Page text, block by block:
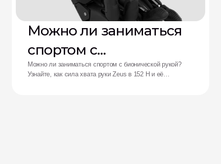
Можно ли заниматься
спортом с
бионической рукой?
Можно ли заниматься спортом с бионической рукой?
Узнайте, как сила хвата руки Zeus в 152 Н и её